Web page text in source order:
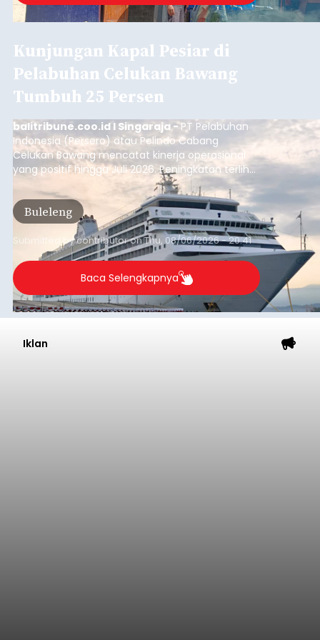
Kunjungan Kapal Pesiar di
Pelabuhan Celukan Bawang
Tumbuh 25 Persen
balitribune.coo.id I Singaraja -PT Pelabuhan
Indonesia (Persero) atau Pelindo Cabang
Celukan Bawang mencatat kinerja operasional
yang positif hingga Juli 2026. Peningkatan terlihat
dari arus kapal yang mencapai 1,48 juta Gross
Tonnage (GT), atau tumbuh 12,4 persen
dibandingkan periode yang sama tahun lalu
yang tercatat sebesar 1,32 juta GT.
Buleleng
Submitted bycontributoronThu, 08/06/2026 - 20:41
Baca Selengkapnya
Iklan